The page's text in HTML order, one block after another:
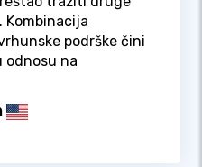
Kombinacija
podrške čini
odnosu na